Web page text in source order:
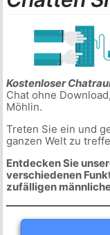
Kostenloser
Chat ohne
Möhlin.
Treten Sie ein und
ganzen Welt zu
Entdecken Sie
verschiedenen
zufälligen